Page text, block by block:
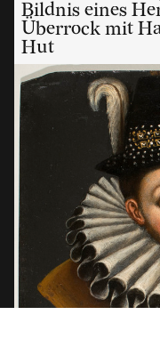
Bildnis eines
Überrock mit
Hut